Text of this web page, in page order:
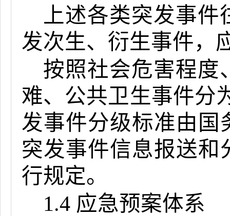
上述各类突发事件
发次生、衍生事件，
按照社会危害程度
难、公共卫生事件分
发事件分级标准由国
突发事件信息报送和
行规定。
1.4 应急预案体系